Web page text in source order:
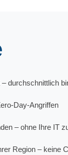
durchschnittlich
Day-Angriffen
– ohne Ihre IT
Region – keine